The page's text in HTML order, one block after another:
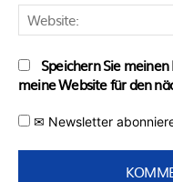
Speichern Sie
meine Website für den
✉ Newsletter